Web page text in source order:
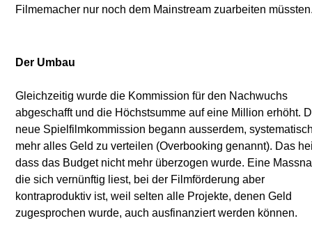
Filmemacher nur noch dem Mainstream zuarbeiten
Der Umbau
Gleichzeitig wurde die Kommission für den Nachwuchs
abgeschafft und die Höchstsumme auf eine Million erhöht.
neue Spielfilmkommission begann ausserdem,
mehr alles Geld zu verteilen (Overbooking genannt). Das
dass das Budget nicht mehr überzogen wurde. Eine
die sich vernünftig liest, bei der Filmförderung aber
kontraproduktiv ist, weil selten alle Projekte, denen Geld
zugesprochen wurde, auch ausfinanziert werden können.
Notabene: Es kam in den letzten zwanzig Jahren nur einmal zu
einem finanziellen Engpass in der eidgenössischen
und die Branche akzeptierte ohne Murren,